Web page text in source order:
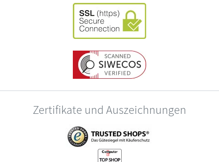
Zertifikate und Auszeichnungen